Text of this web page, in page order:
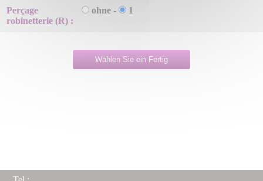
Perçage
robinetterie(R) :
ohne - 1
Wählen Sie ein Fertig